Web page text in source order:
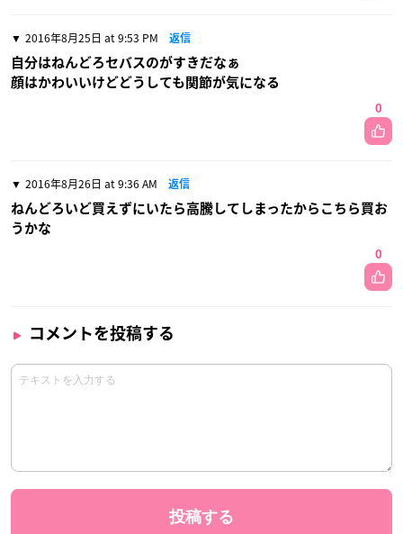
2016年8月25日 at 9:53 PM 返信
自分はねんどろセバスのがすきだなぁ
顔はかわいいけどどうしても関節が気になる
0
2016年8月26日 at 9:36 AM 返信
ねんどろいど買えずにいたら高騰してしまったからこちら買お
うかな
0
コメントを投稿する